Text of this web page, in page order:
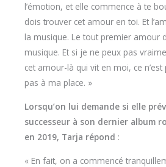
l’émotion, et elle commence à te
dois trouver cet amour en toi. Et
la musique. Le tout premier amour
musique. Et si je ne peux pas
cet amour-là qui vit en moi, ce n’est
pas à ma place. »
Lorsqu’on lui demande si elle
successeur à son dernier album
en 2019, Tarja répond :
« En fait, on a commencé